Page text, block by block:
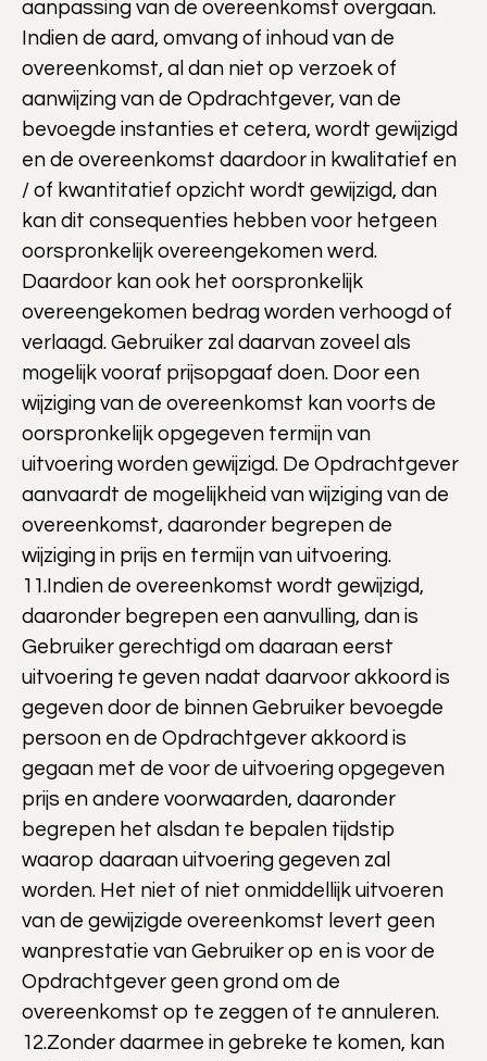
aanpassing van de overeenkomst overgaan.
Indien de aard, omvang of inhoud van de
overeenkomst, al dan niet op verzoek of
aanwijzing van de Opdrachtgever, van de
bevoegde instanties et cetera, wordt gewijzigd
en de overeenkomst daardoor in kwalitatief en
/ of kwantitatief opzicht wordt gewijzigd, dan
kan dit consequenties hebben voor hetgeen
oorspronkelijk overeengekomen werd.
Daardoor kan ook het oorspronkelijk
overeengekomen bedrag worden verhoogd of
verlaagd. Gebruiker zal daarvan zoveel als
mogelijk vooraf prijsopgaaf doen. Door een
wijziging van de overeenkomst kan voorts de
oorspronkelijk opgegeven termijn van
uitvoering worden gewijzigd. De Opdrachtgever
aanvaardt de mogelijkheid van wijziging van de
overeenkomst, daaronder begrepen de
wijziging in prijs en termijn van uitvoering.
11.Indien de overeenkomst wordt gewijzigd,
daaronder begrepen een aanvulling, dan is
Gebruiker gerechtigd om daaraan eerst
uitvoering te geven nadat daarvoor akkoord is
gegeven door de binnen Gebruiker bevoegde
persoon en de Opdrachtgever akkoord is
gegaan met de voor de uitvoering opgegeven
prijs en andere voorwaarden, daaronder
begrepen het alsdan te bepalen tijdstip
waarop daaraan uitvoering gegeven zal
worden. Het niet of niet onmiddellijk uitvoeren
van de gewijzigde overeenkomst levert geen
wanprestatie van Gebruiker op en is voor de
Opdrachtgever geen grond om de
overeenkomst op te zeggen of te annuleren.
12.Zonder daarmee in gebreke te komen, kan